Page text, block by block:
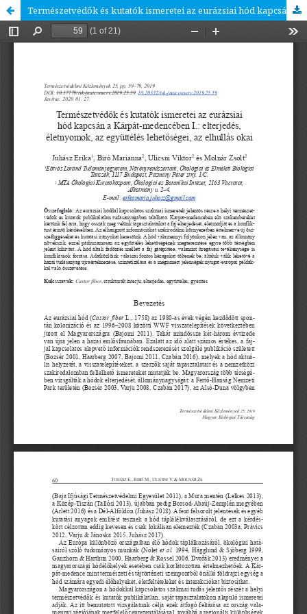
Természetvédők és kutatók ismeretei az eurázsiai hód kapcsán a Kárpát-medencében I.: elterjedés, életnyomok, az együttélés lehetőségei, az elhullás okai